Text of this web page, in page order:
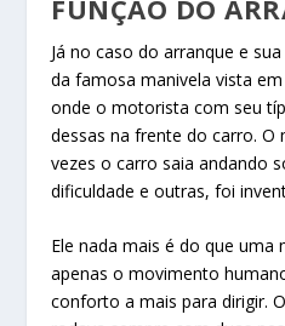
FUNÇÃO DO
Já no caso do arranque e
da famosa manivela vista
onde o motorista com seu
dessas na frente do carro.
vezes o carro saia andando
dificuldade e outras, foi
Ele nada mais é do que uma
apenas o movimento
conforto a mais para dirigir.